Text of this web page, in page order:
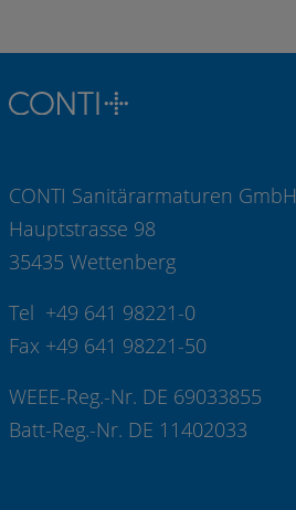
CONTI Sanitärarmaturen GmbH
Hauptstrasse 98
35435 Wettenberg
Tel +49 641 98221-0
Fax +49 641 98221-50
WEEE-Reg.-Nr. DE 69033855
Batt-Reg.-Nr. DE 11402033